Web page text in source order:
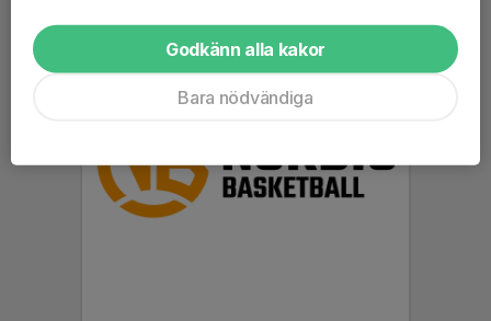
Godkänn alla kakor
Bara nödvändiga